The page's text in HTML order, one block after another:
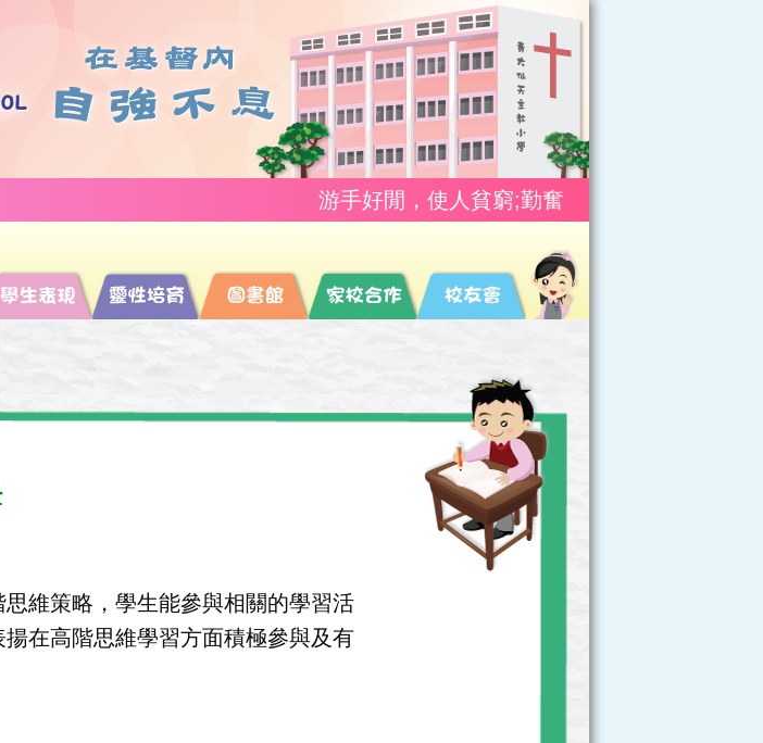
游手好閒，使人貧窮;勤奮工作，使人富有。(箴
維策略，學生能參與相關的學習活
在高階思維學習方面積極參與及有